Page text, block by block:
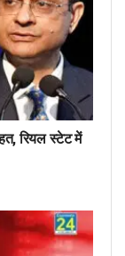
रियल स्टेट में